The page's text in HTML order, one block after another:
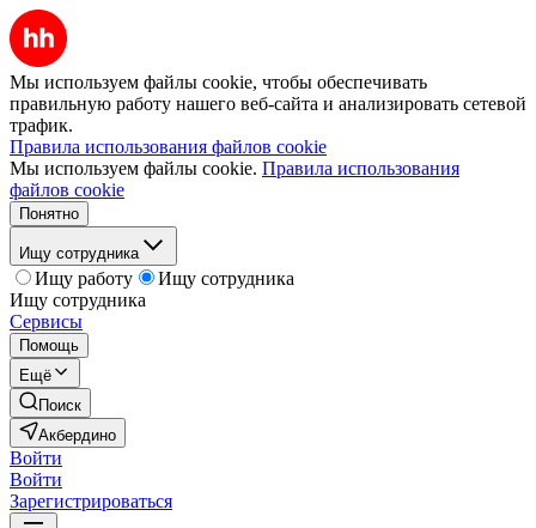
Мы используем файлы cookie, чтобы обеспечивать
правильную работу нашего веб-сайта и анализировать сетевой
трафик.
Правила использования файлов cookie
Мы используем файлы cookie. Правила использования
файлов cookie
Понятно
Ищу сотрудника
Ищу работу
Ищу сотрудника
Ищу сотрудника
Сервисы
Помощь
Ещё
Поиск
Акбердино
Войти
Войти
Зарегистрироваться